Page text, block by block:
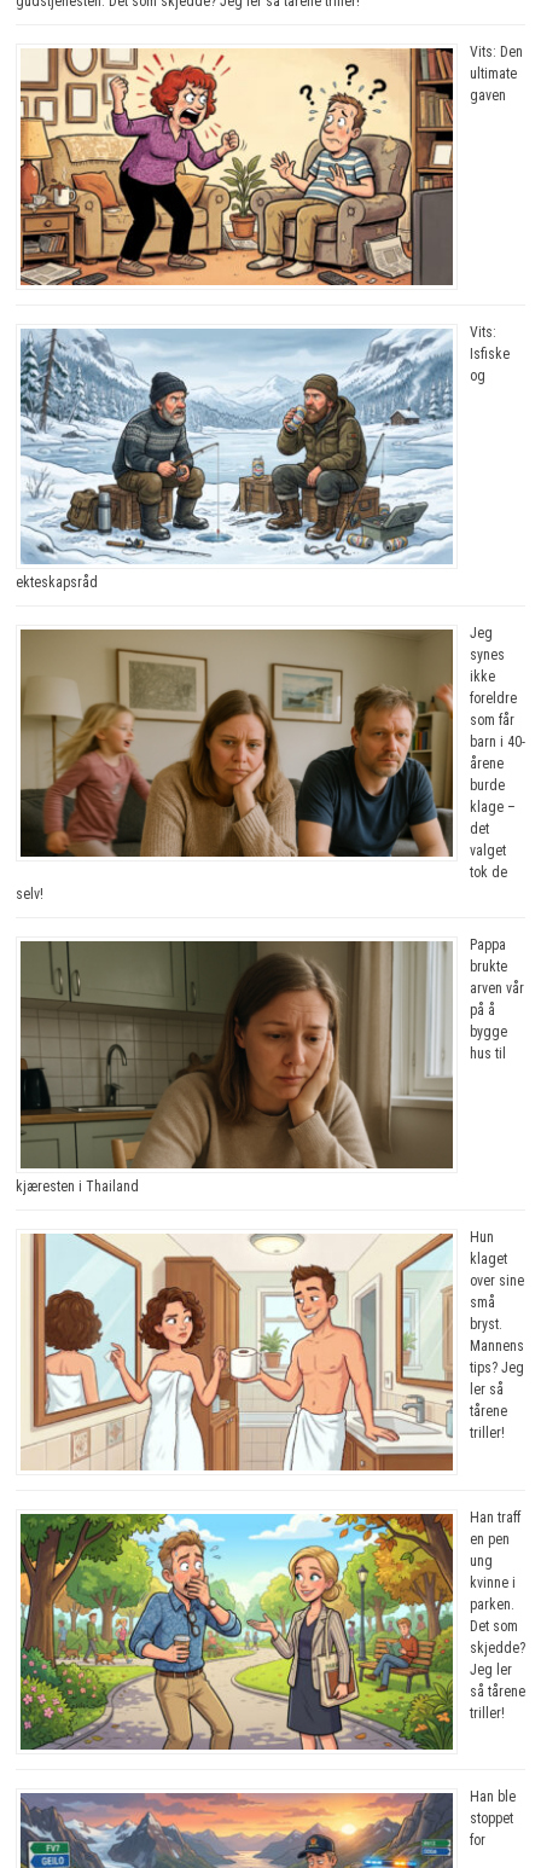
Vits: Den
ultimate
gaven
Vits:
Isfiske
og
ekteskapsråd
Jeg
synes
ikke
foreldre
som får
barn i 40-
årene
burde
klage –
det
valget
tok de
selv!
Pappa
brukte
arven vår
på å
bygge
hus til
kjæresten i Thailand
Hun
klaget
over sine
små
bryst.
Mannens
tips? Jeg
ler så
tårene
triller!
Han traff
en pen
ung
kvinne i
parken.
Det som
skjedde?
Jeg ler
så tårene
triller!
Han ble
stoppet
for